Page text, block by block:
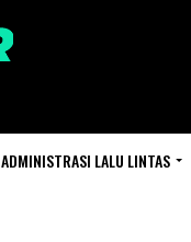
ADMINISTRASI LALU LINTAS